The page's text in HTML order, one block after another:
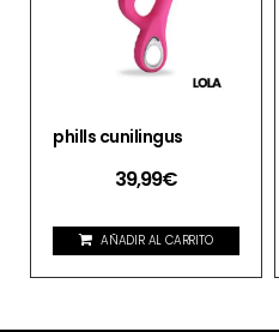
phills cunilingus
39,99€
AÑADIR AL CARRITO